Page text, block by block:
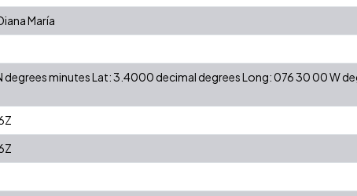
María
degrees minutes Lat: 3.4000 decimal degrees Long: 076 30 00 W